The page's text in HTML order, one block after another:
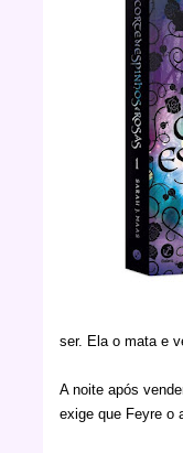
ser. Ela o mata e
A noite após
exige que Feyre o